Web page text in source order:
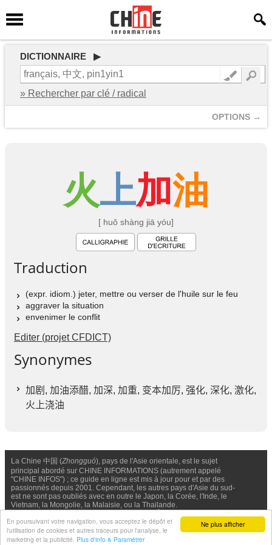
Ne plus afficher
En poursuivant votre navigation, vous acceptez le dépôt et
l'utilisation de cookies et autres traceurs pour l'analyse, le
marketing et la publicité. Plus d'info & Paramétrer
DICTIONNAIRE ▶
» Rechercher par clé / radical
OPTIONS →
火上加油
[ huǒ shàng jiā yóu]
Traduction
(expr. idiom.) jeter, mettre ou verser de l'huile sur le feu
aggraver la situation
envenimer le conflit
Editer (projet CFDICT)
Synonymes
加剧 , 加油添醋, 加深, 加重, 变本加厉, 强化, 深化, 激化,
火上浇油
La Chine 中国 (Zhongguó), pays de l'Asie orientale, est le sujet
principal abordé sur CHINE INFORMATIONS (autrement appelé
"CHINE INFOS") ; ce guide en ligne est mis à jour pour et par des
passionnés depuis 2001. Cependant, les autres pays d'Asie du sud-
est ne sont pas oubliés avec en outre le Japon, la Corée, l'Inde, le
Vietnam, la Mongolie, la Malaisie, ou la Thailande.
© Chine Informations, 2026 - Tous droits réservés (depuis 2001)